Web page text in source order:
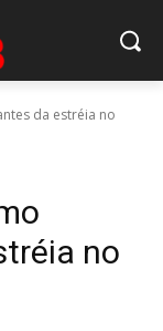
da estréia no
no